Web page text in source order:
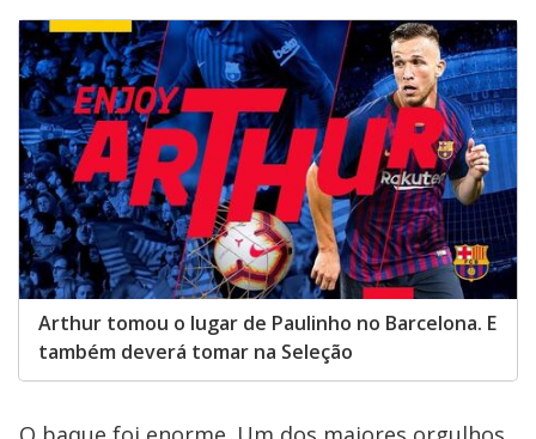
Arthur tomou o lugar de Paulinho no Barcelona. E
também deverá tomar na Seleção